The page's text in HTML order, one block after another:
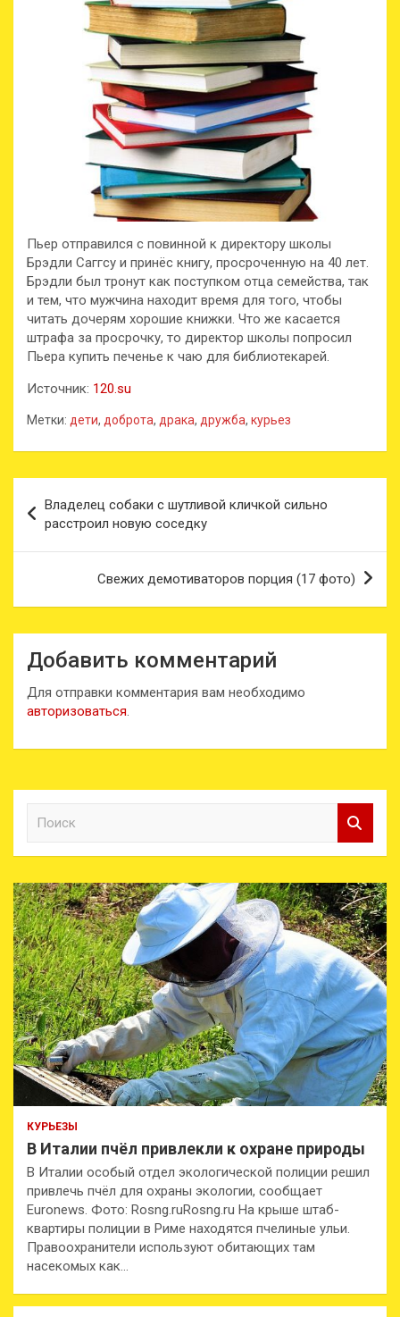
Пьер отправился с повинной к директору школы
Брэдли Саггсу и принёс книгу, просроченную на 40 лет.
Брэдли был тронут как поступком отца семейства, так
и тем, что мужчина находит время для того, чтобы
читать дочерям хорошие книжки. Что же касается
штрафа за просрочку, то директор школы попросил
Пьера купить печенье к чаю для библиотекарей.
Источник: 120.su
Метки: дети, доброта, драка, дружба, курьез
по
записям
Владелец собаки с шутливой кличкой сильно
расстроил новую соседку
Свежих демотиваторов порция (17 фото)
Добавить комментарий
Для отправки комментария вам необходимо
авторизоваться
к
КУРЬЕЗЫ
В Италии пчёл привлекли к охране природы
В Италии особый отдел экологической полиции решил
привлечь пчёл для охраны экологии, сообщает
Euronews. Фото: Rosng.ruRosng.ru На крыше штаб-
квартиры полиции в Риме находятся пчелиные ульи.
Правоохранители используют обитающих там
насекомых как…